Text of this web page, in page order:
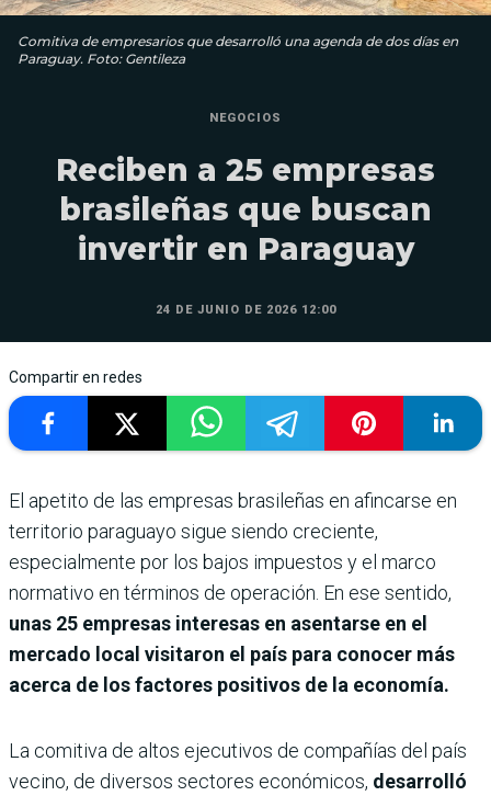
Comitiva de empresarios que desarrolló una agenda de dos días en
Paraguay. Foto: Gentileza
NEGOCIOS
Reciben a 25 empresas
brasileñas que buscan
invertir en Paraguay
24 DE JUNIO DE 2026 12:00
Compartir en redes
El apetito de las empresas brasileñas en afincarse en
territorio paraguayo sigue siendo creciente,
especialmente por los bajos impuestos y el marco
normativo en términos de operación. En ese sentido,
unas 25 empresas interesas en asentarse en el
mercado local visitaron el país para conocer más
acerca de los factores positivos de la economía.
La comitiva de altos ejecutivos de compañías del país
vecino, de diversos sectores económicos, desarrolló